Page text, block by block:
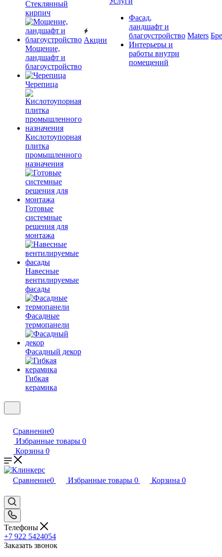
Cтеклянный
кирпич
Мощение,
ландшафт и
благоустройство
Черепица
Кислотоупорная
плитка
промышленного
назначения
Готовые
системные
решения для
монтажа
Навесные
вентилируемые
фасады
Фасадные
термопанели
Фасадный декор
Гибкая
керамика
Акции
Фасад,
ландшафт и
благоустройство
Интерьеры и
работы внутри
помещений
Maters
Сравнение0
Избранные товары 0
Корзина 0
Сравнение0 Избранные товары 0 Корзина 0
Телефоны
+7 922 5424054
Заказать звонок